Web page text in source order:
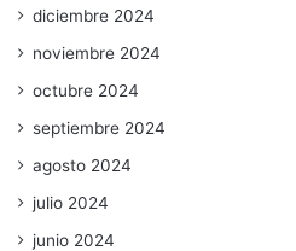
diciembre 2024
noviembre 2024
octubre 2024
septiembre 2024
agosto 2024
julio 2024
junio 2024